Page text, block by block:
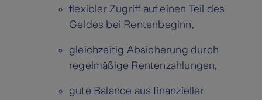
flexibler Zugriff auf einen Teil des
Geldes bei Rentenbeginn,
gleichzeitig Absicherung durch
regelmäßige Rentenzahlungen,
gute Balance aus finanzieller